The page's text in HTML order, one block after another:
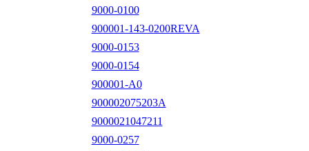
9000-0100
900001-143-0200REVA
9000-0153
9000-0154
900001-A0
900002075203A
9000021047211
9000-0257